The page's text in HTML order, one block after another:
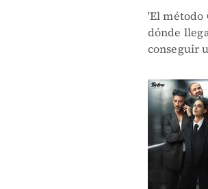
'El método
dónde
conseguir